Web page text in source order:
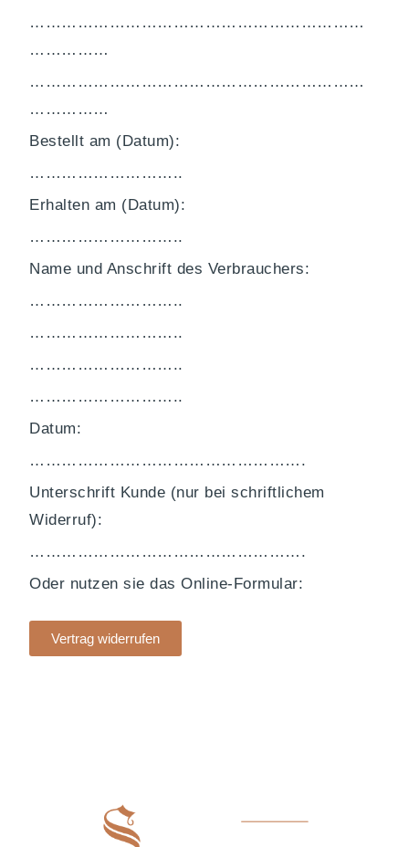
………………………………………………………
……………
………………………………………………………
……………
Bestellt am (Datum):
………………………..
Erhalten am (Datum):
………………………..
Name und Anschrift des Verbrauchers:
………………………..
………………………..
………………………..
………………………..
Datum:
…………………………………………….
Unterschrift Kunde (nur bei schriftlichem
Widerruf):
…………………………………………….
Oder nutzen sie das Online-Formular:
Vertrag widerrufen